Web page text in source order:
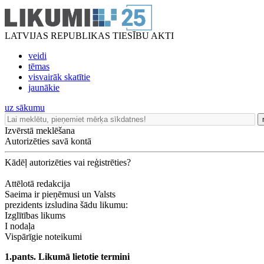
LATVIJAS REPUBLIKAS TIESĪBU AKTI
veidi
tēmas
visvairāk skatītie
jaunākie
uz sākumu
Izvērstā meklēšana
Autorizēties savā kontā
Kādēļ autorizēties vai reģistrēties?
Attēlotā redakcija
Saeima ir pieņēmusi un Valsts
prezidents izsludina šādu likumu:
Izglītības likums
I nodaļa
Vispārīgie noteikumi
1.pants. Likumā lietotie termini